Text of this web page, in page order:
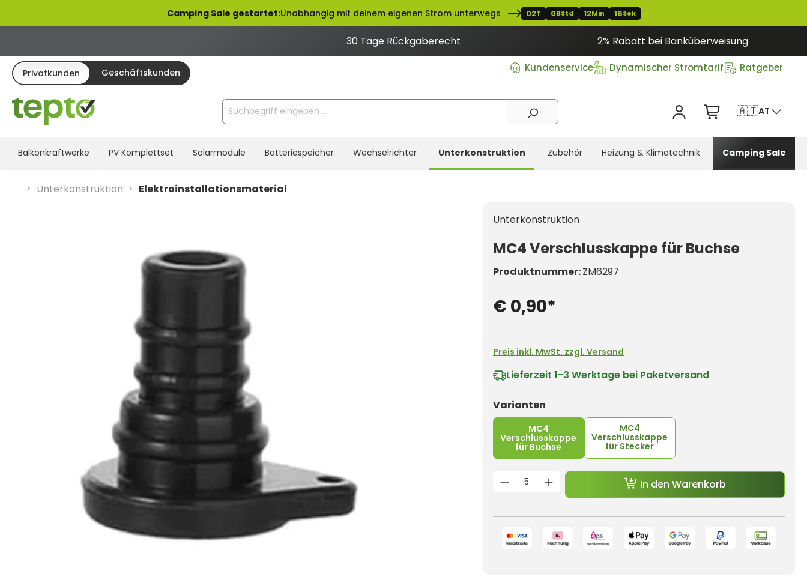
Zur Hauptnavigation springenCamping Sale gestartet:Unabhängig mit deinem eigenen Strom unterwegs 02T 08Std 12Min 16Sek
30 Tage Rückgaberecht 2% Rabatt bei Banküberweisung
Privatkunden Geschäftskunden Kundenservice Dynamischer Stromtarif Ratgeber
🇦🇹AT
Balkonkraftwerke PV Komplettset Solarmodule Batteriespeicher Wechselrichter Unterkonstruktion Zubehör Heizung & Klimatechnik Camping Sale
Unterkonstruktion
Elektroinstallationsmaterial
Unterkonstruktion
MC4 Verschlusskappe für Buchse
Produktnummer:ZM6297
€ 0,90*
Preis inkl. MwSt. zzgl. Versand
Lieferzeit 1-3 Werktage bei Paketversand
Varianten
MC4
Verschlusskappe
für Buchse
MC4
Verschlusskappe
für Stecker
Produkt Anzahl: Gib den gewünschten
In den Warenkorb